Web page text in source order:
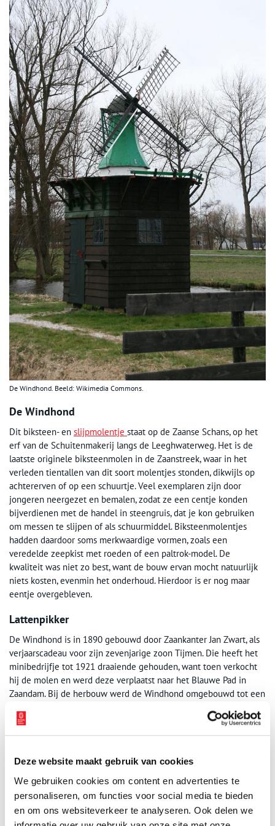
Deze website maakt gebruik van cookies
We gebruiken cookies om content en advertenties te
personaliseren, om functies voor social media te bieden
en om ons websiteverkeer te analyseren. Ook delen we
De Windhond. Beeld: Wikimedia Commons.
De Windhond
Dit biksteen- en slijpmolentje staat op de Zaanse Schans, op het
erf van de Schuitenmakerij langs de Leeghwaterweg. Het is de
laatste originele biksteenmolen in de Zaanstreek, waar in het
verleden tientallen van dit soort molentjes stonden, dikwijls op
achtererven of op een schuurtje. Veel exemplaren zijn door
jongeren neergezet en bemalen, zodat ze een centje konden
bijverdienen met de handel in steengruis, dat je kon gebruiken
om messen te slijpen of als schuurmiddel. Biksteenmolentjes
hadden daardoor soms merkwaardige vormen, zoals een
veredelde zeepkist met roeden of een paltrok-model. De
kwaliteit was niet zo best, want de bouw ervan mocht natuurlijk
niets kosten, evenmin het onderhoud. Hierdoor is er nog maar
eentje overgebleven.
Lattenpikker
De Windhond is in 1890 gebouwd door Zaankanter Jan Zwart, als
verjaarscadeau voor zijn zevenjarige zoon Tijmen. Die heeft het
minibedrijfje tot 1921 draaiende gehouden, want toen verkocht
hij de molen en werd deze verplaatst naar het Blauwe Pad in
Zaandam. Bij de herbouw werd de Windhond omgebouwd tot een
nogmaals verplaatst, nu naar het Mr. Cornelispad in Zaandam. Daar
werd opnieuw biksteen gemalen, maar ook glas gestampt voor
Offenberg de molen aan Stichting de Zaanse Schans en werd de
2008-2009 wordt de molen regelmatig in werking gesteld.